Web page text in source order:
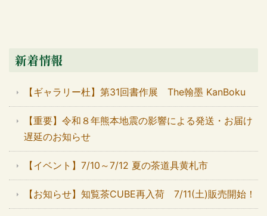
新着情報
【ギャラリー杜】第31回書作展 The翰墨 KanBoku
【重要】令和８年熊本地震の影響による発送・お届け
遅延のお知らせ
【イベント】7/10～7/12 夏の茶道具黄札市
【お知らせ】知覧茶CUBE再入荷 7/11(土)販売開始！